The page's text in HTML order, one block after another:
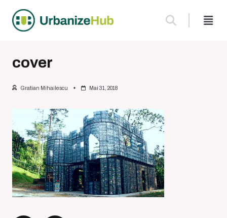
content
cover
Gratian Mihailescu Mai 31, 2018